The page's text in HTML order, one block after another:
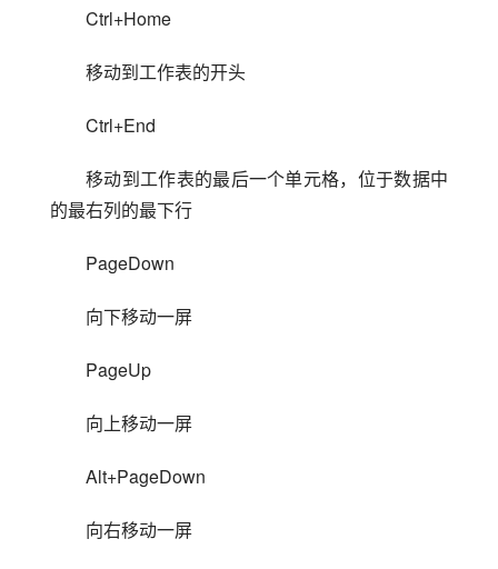
Ctrl+Home
移动到工作表的开头
Ctrl+End
移动到工作表的最后一个单元格，位于数据中
的最右列的最下行
PageDown
向下移动一屏
PageUp
向上移动一屏
Alt+PageDown
向右移动一屏